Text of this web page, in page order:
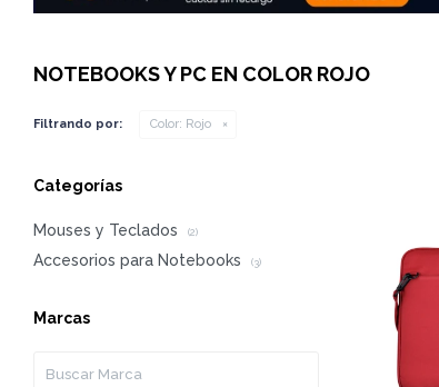
NOTEBOOKS Y PC EN COLOR ROJO
Filtrando por: Color: Rojo
Categorías
Mouses y Teclados (2)
Accesorios para Notebooks (3)
Marcas